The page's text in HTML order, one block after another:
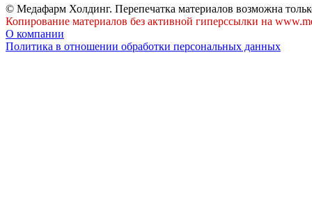
© Медафарм Холдинг. Перепечатка материалов возможна
Копирование материалов без активной гиперссылки на
О компании
Политика в отношении обработки персональных данных